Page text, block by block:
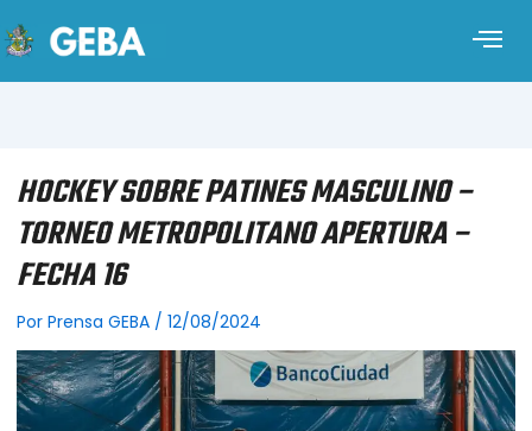
HOCKEY SOBRE PATINES MASCULINO –
TORNEO METROPOLITANO APERTURA –
FECHA 16
Por Prensa GEBA / 12/08/2024